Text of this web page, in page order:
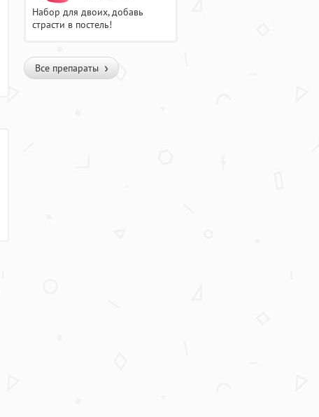
Набор для двоих, добавь
страсти в постель!
Все препараты